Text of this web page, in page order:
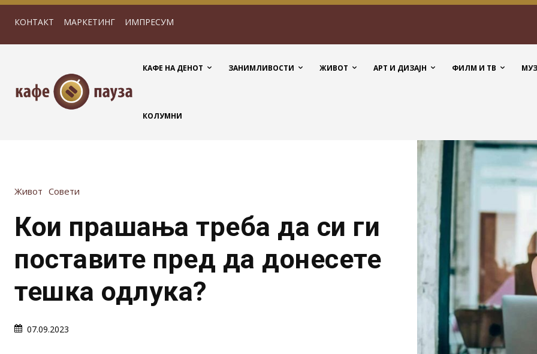
КОНТАКТ МАРКЕТИНГ ИМПРЕСУМ
КАФЕ НА ДЕНОТ ЗАНИМЛИВОСТИ ЖИВОТ АРТ И ДИЗАЈН ФИЛМ И ТВ
КОЛУМНИ
Живот Совети
Кои прашања треба да си ги
поставите пред да донесете
тешка одлука?
07.09.2023